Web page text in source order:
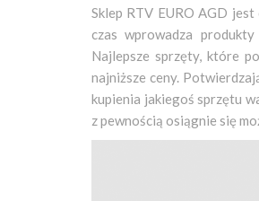
Sklep RTV EURO AGD
czas wprowadza
Najlepsze sprzęty, które
najniższe ceny.
kupienia jakiegoś sprzętu
z pewnością osiągnie się